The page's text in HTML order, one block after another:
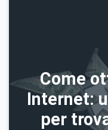
Come
Internet:
per